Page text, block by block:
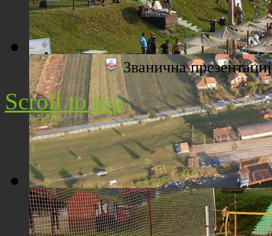
Плажа "Топољар" - Поглед са торња
Плажа "Топољар" - Поглед из ваздуха
Званична
Scroll to top